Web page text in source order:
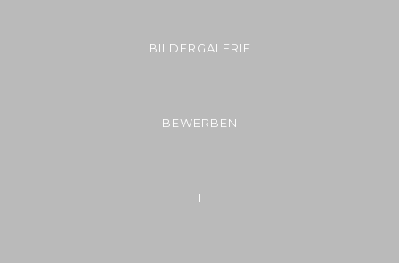
BILDERGALERIE
BEWERBEN
I